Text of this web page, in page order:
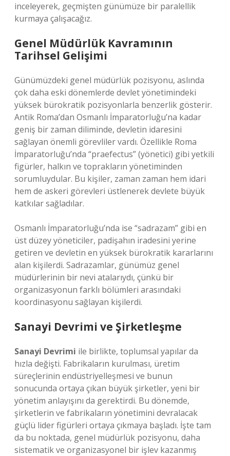
inceleyerek, geçmişten günümüze bir paralellik
kurmaya çalışacağız.
Genel Müdürlük Kavramının
Tarihsel Gelişimi
Günümüzdeki genel müdürlük pozisyonu, aslında
çok daha eski dönemlerde devlet yönetimindeki
yüksek bürokratik pozisyonlarla benzerlik gösterir.
Antik Roma’dan Osmanlı İmparatorluğu’na kadar
geniş bir zaman diliminde, devletin idaresini
sağlayan önemli görevliler vardı. Özellikle Roma
İmparatorluğu’nda “praefectus” (yönetici) gibi yetkili
figürler, halkın ve toprakların yönetiminden
sorumluydular. Bu kişiler, zaman zaman hem idari
hem de askeri görevleri üstlenerek devlete büyük
katkılar sağladılar.
Osmanlı İmparatorluğu’nda ise “sadrazam” gibi en
üst düzey yöneticiler, padişahın iradesini yerine
getiren ve devletin en yüksek bürokratik kararlarını
alan kişilerdi. Sadrazamlar, günümüz genel
müdürlerinin bir nevi atalarıydı, çünkü bir
organizasyonun farklı bölümleri arasındaki
koordinasyonu sağlayan kişilerdi.
Sanayi Devrimi ve Şirketleşme
Sanayi Devrimi ile birlikte, toplumsal yapılar da
hızla değişti. Fabrikaların kurulması, üretim
süreçlerinin endüstriyelleşmesi ve bunun
sonucunda ortaya çıkan büyük şirketler, yeni bir
yönetim anlayışını da gerektirdi. Bu dönemde,
şirketlerin ve fabrikaların yönetimini devralacak
güçlü lider figürleri ortaya çıkmaya başladı. İşte tam
da bu noktada, genel müdürlük pozisyonu, daha
sistematik ve organizasyonel bir işlev kazanmış